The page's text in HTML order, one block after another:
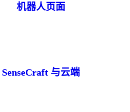
机器人页面
SenseCraft 与云端